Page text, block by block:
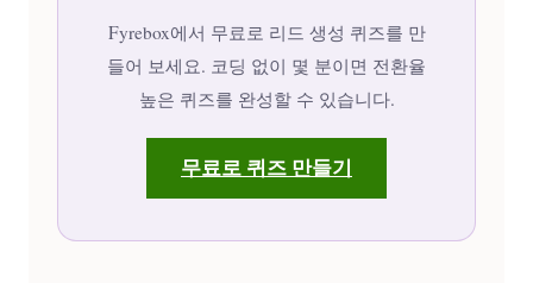
Fyrebox에서 무료로 리드 생성 퀴즈를 만
들어 보세요. 코딩 없이 몇 분이면 전환율
높은 퀴즈를 완성할 수 있습니다.
무료로 퀴즈 만들기